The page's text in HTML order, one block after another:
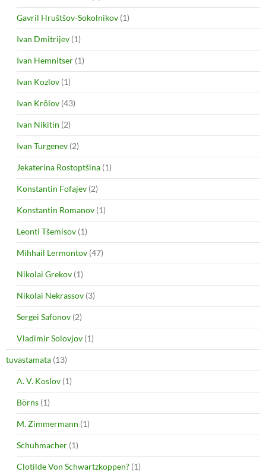
Gavril Hruštšov-Sokolnikov (1)
Ivan Dmitrijev (1)
Ivan Hemnitser (1)
Ivan Kozlov (1)
Ivan Krõlov (43)
Ivan Nikitin (2)
Ivan Turgenev (2)
Jekaterina Rostoptšina (1)
Konstantin Fofajev (2)
Konstantin Romanov (1)
Leonti Tšemisov (1)
Mihhail Lermontov (47)
Nikolai Grekov (1)
Nikolai Nekrassov (3)
Sergei Safonov (2)
Vladimir Solovjov (1)
tuvastamata (13)
A. V. Koslov (1)
Börns (1)
M. Zimmermann (1)
Schuhmacher (1)
Clotilde Von Schwartzkoppen? (1)